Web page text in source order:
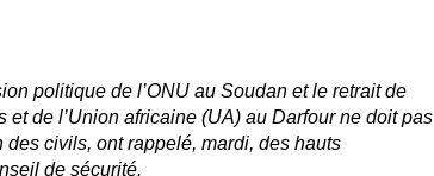
politique de l’ONU au Soudan et le retrait de
et de l’Union africaine (UA) au Darfour ne doit pas
civils, ont rappelé, mardi, des hauts
de sécurité.